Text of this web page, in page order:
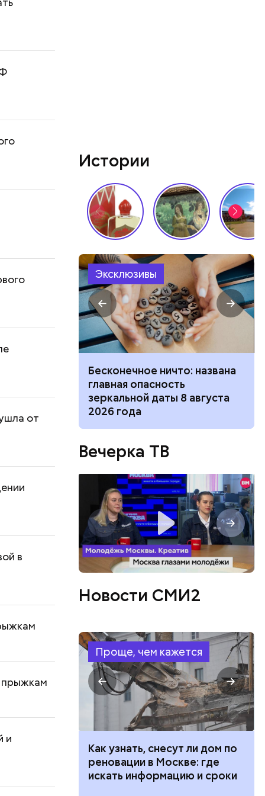
от
в
прыжкам
и
Истории
Эксклюзивы
Бесконечное ничто: названа
главная опасность
зеркальной даты 8 августа
2026 года
Вечерка ТВ
Новости СМИ2
Проще, чем кажется
тысяч
нужны
Как узнать, снесут ли дом по
реновации в Москве: где
искать информацию и сроки